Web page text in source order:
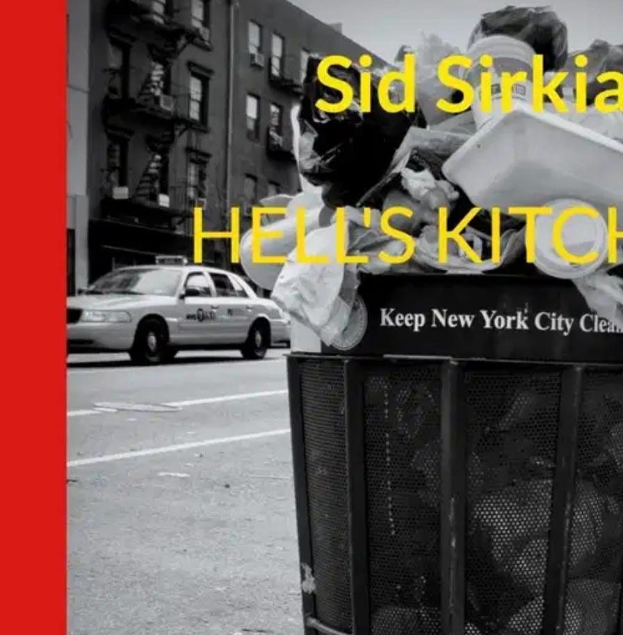
BoD - Books on Demand
Sirkia, Hell's Kitchen
Hinta ilman S-Etukorttia:
23,90 €
Valitse toimitustapa
Ei saatavilla
Toimitus
Kotiin tai noutopisteeseen
Alk. 0 €
Ilmainen toimitus yli 100 €:n tilauksille Postin pakettiautomaattiin tai
Etu ei koske Suuri‑lisäpalvelulla toimitettavia tuotteita.
Tarkista myymäläsaatavuus
Tuotekuvaus
Tässä fiktiivisessä elämänkerrallisessa tarinassa seikkaillaan Euroopassa ja Yhdysvalloissa. Se on tarina joka kasvattaa päähenkilöä
identiteettinsä hyväksyminen.
Ominaisuudet